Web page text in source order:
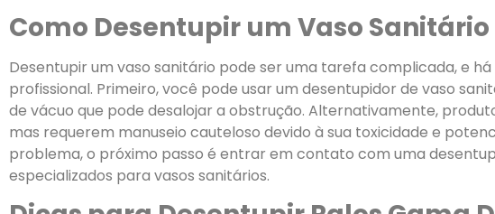
Como Desentupir um Vaso Sanitário
Desentupir um vaso sanitário pode ser uma tarefa complicada, e
profissional. Primeiro, você pode usar um desentupidor de vaso
de vácuo que pode desalojar a obstrução. Alternativamente,
mas requerem manuseio cauteloso devido à sua toxicidade e
problema, o próximo passo é entrar em contato com uma
especializados para vasos sanitários.